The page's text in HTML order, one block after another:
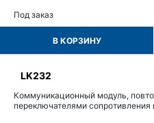
Под заказ
В КОРЗИНУ
LK232
Коммуникационный модуль,
переключателями сопротивления